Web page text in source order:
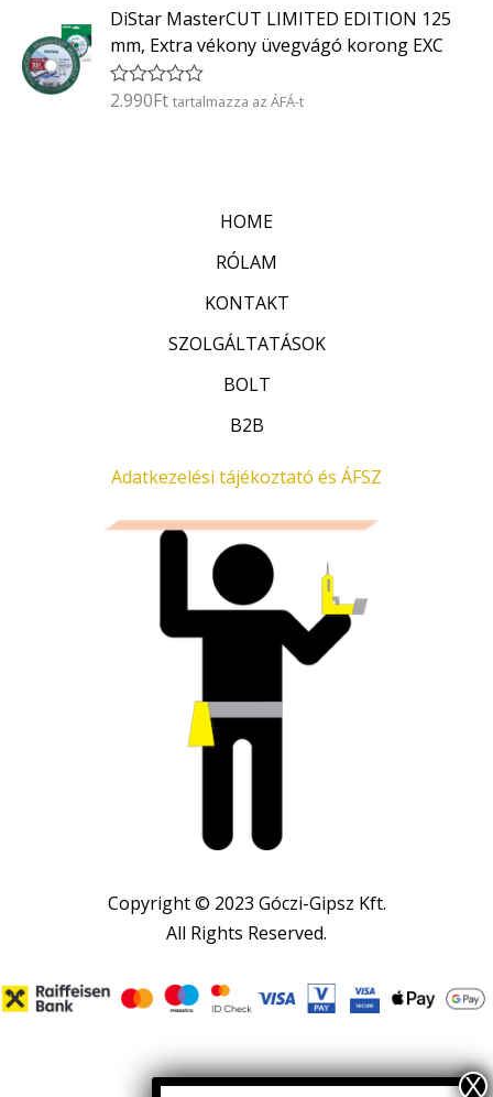
/
5
é
e
l
é
s
DiStar MasterCUT LIMITED EDITION 125
mm, Extra vékony üvegvágó korong EXC
É
2.990Ft tartalmazza az ÁFÁ-t
HOME
RÓLAM
KONTAKT
SZOLGÁLTATÁSOK
BOLT
B2B
Adatkezelési tájékoztató és ÁFSZ
Copyright © 2023 Góczi-Gipsz Kft.
All Rights Reserved.